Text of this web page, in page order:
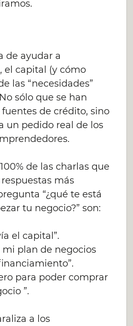
de ayudar a
el capital (y cómo
las “necesidades”
sólo que se han
de crédito, sino
un pedido real de los
de las charlas que
más
“¿qué te está
tu negocio?” son:
el capital”.
mi plan de negocios
para poder comprar
”.
a los